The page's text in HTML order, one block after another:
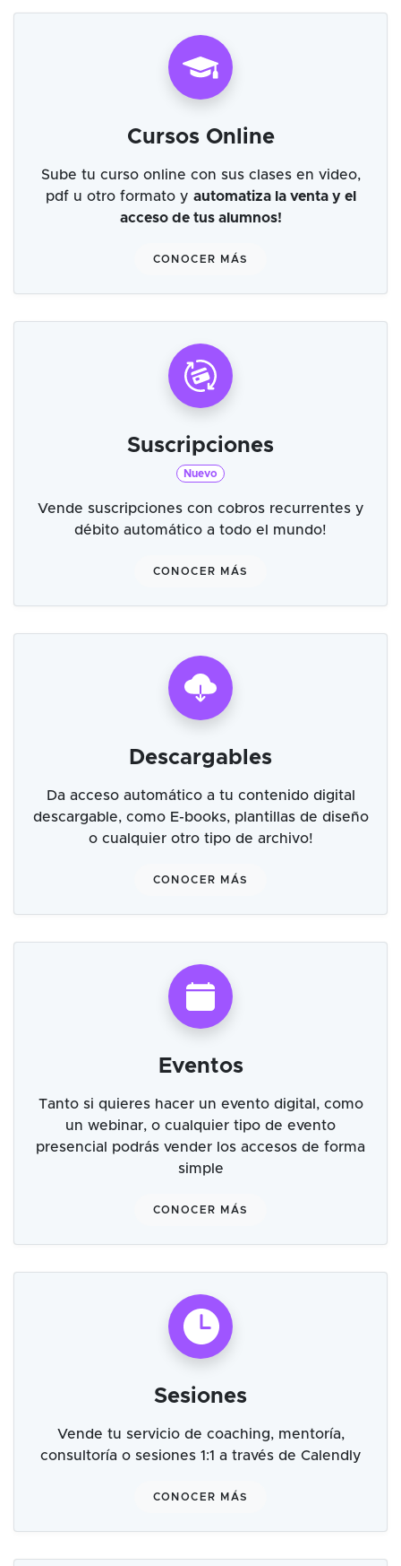
Cursos Online
Sube tu curso online con sus clases en video,
pdf u otro formato y automatiza la venta y el
acceso de tus alumnos!
CONOCER MÁS
Suscripciones
Nuevo
Vende suscripciones con cobros recurrentes y
débito automático a todo el mundo!
CONOCER MÁS
Descargables
Da acceso automático a tu contenido digital
descargable, como E-books, plantillas de diseño
o cualquier otro tipo de archivo!
CONOCER MÁS
Eventos
Tanto si quieres hacer un evento digital, como
un webinar, o cualquier tipo de evento
presencial podrás vender los accesos de forma
simple
CONOCER MÁS
Sesiones
Vende tu servicio de coaching, mentoría,
consultoría o sesiones 1:1 a través de Calendly
CONOCER MÁS